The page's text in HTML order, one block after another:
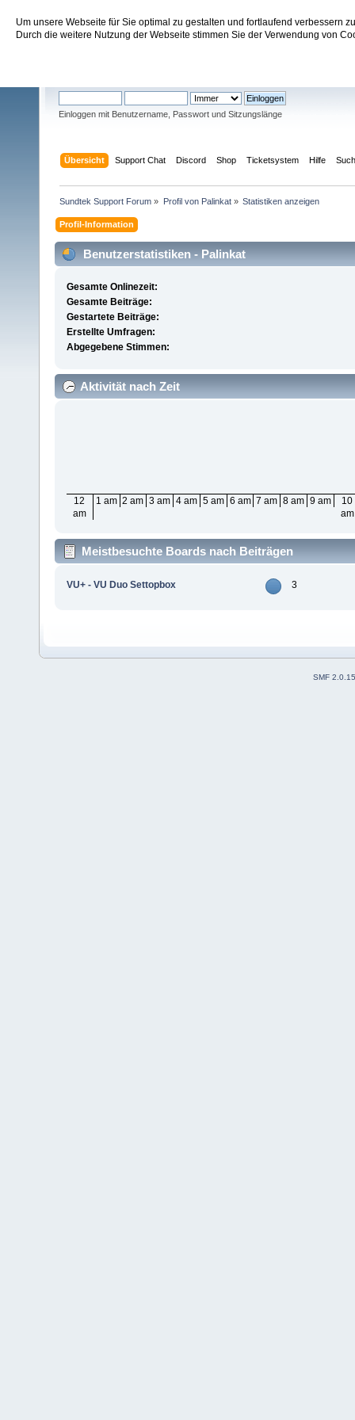
Um unsere Webseite für Sie optimal zu gestalten und fortlaufend verbessern
Durch die weitere Nutzung der Webseite stimmen Sie der Verwendung von
Sundtek Support Forum
Einloggen mit Benutzername, Passwort und Sitzungslänge
Übersicht Support Chat Discord Shop Ticketsystem Hilfe
Sundtek Support Forum » Profil von Palinkat» Statistiken anzeigen
Profil-Information
Benutzerstatistiken - Palinkat
Gesamte Onlinezeit:
Gesamte Beiträge:
Gestartete Beiträge:
Erstellte Umfragen:
Abgegebene Stimmen:
Aktivität nach Zeit
12
am
1 am 2 am 3 am 4 am 5 am 6 am 7 am 8 am 9 am
10
am
Meistbesuchte Boards nach Beiträgen
VU+ - VU Duo Settopbox 3
SMF 2.0.15